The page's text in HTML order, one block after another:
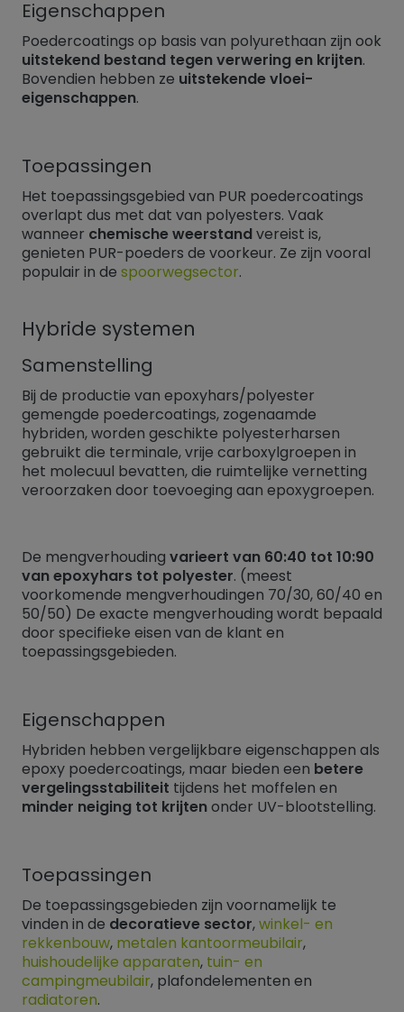
Eigenschappen
Poedercoatings op basis van polyurethaan zijn ook
uitstekend bestand tegen verwering en krijten.
Bovendien hebben ze uitstekende vloei-
eigenschappen.
Toepassingen
Het toepassingsgebied van PUR poedercoatings
overlapt dus met dat van polyesters. Vaak
wanneer chemische weerstandvereist is,
genieten PUR-poeders de voorkeur. Ze zijn vooral
populair in de spoorwegsector.
Hybride systemen
Samenstelling
Bij de productie van epoxyhars/polyester
gemengde poedercoatings, zogenaamde
hybriden, worden geschikte polyesterharsen
gebruikt die terminale, vrije carboxylgroepen in
het molecuul bevatten, die ruimtelijke vernetting
veroorzaken door toevoeging aan epoxygroepen.
De mengverhouding varieert van 60:40 tot 10:90
van epoxyhars tot polyester. (meest
voorkomende mengverhoudingen 70/30, 60/40 en
50/50) De exacte mengverhouding wordt bepaald
door specifieke eisen van de klant en
toepassingsgebieden.
Eigenschappen
Hybriden hebben vergelijkbare eigenschappen als
epoxy poedercoatings, maar bieden een betere
vergelingsstabiliteit tijdens het moffelen en
minder neiging tot krijtenonder UV-blootstelling.
Toepassingen
De toepassingsgebieden zijn voornamelijk te
vinden in de decoratieve sector,winkel- en
rekkenbouw, metalen kantoormeubilair,
huishoudelijke apparaten, tuin- en
campingmeubilair, plafondelementen en
radiatoren.